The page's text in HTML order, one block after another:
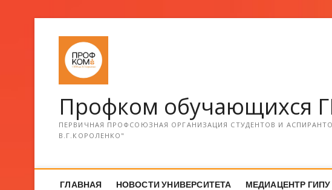
Профком обучающихся
ПЕРВИЧНАЯ ПРОФСОЮЗНАЯ ОРГАНИЗАЦИЯ СТУДЕНТОВ И
В.Г.КОРОЛЕНКО"
ГЛАВНАЯ НОВОСТИ УНИВЕРСИТЕТА МЕДИАЦЕНТР ГИПУ